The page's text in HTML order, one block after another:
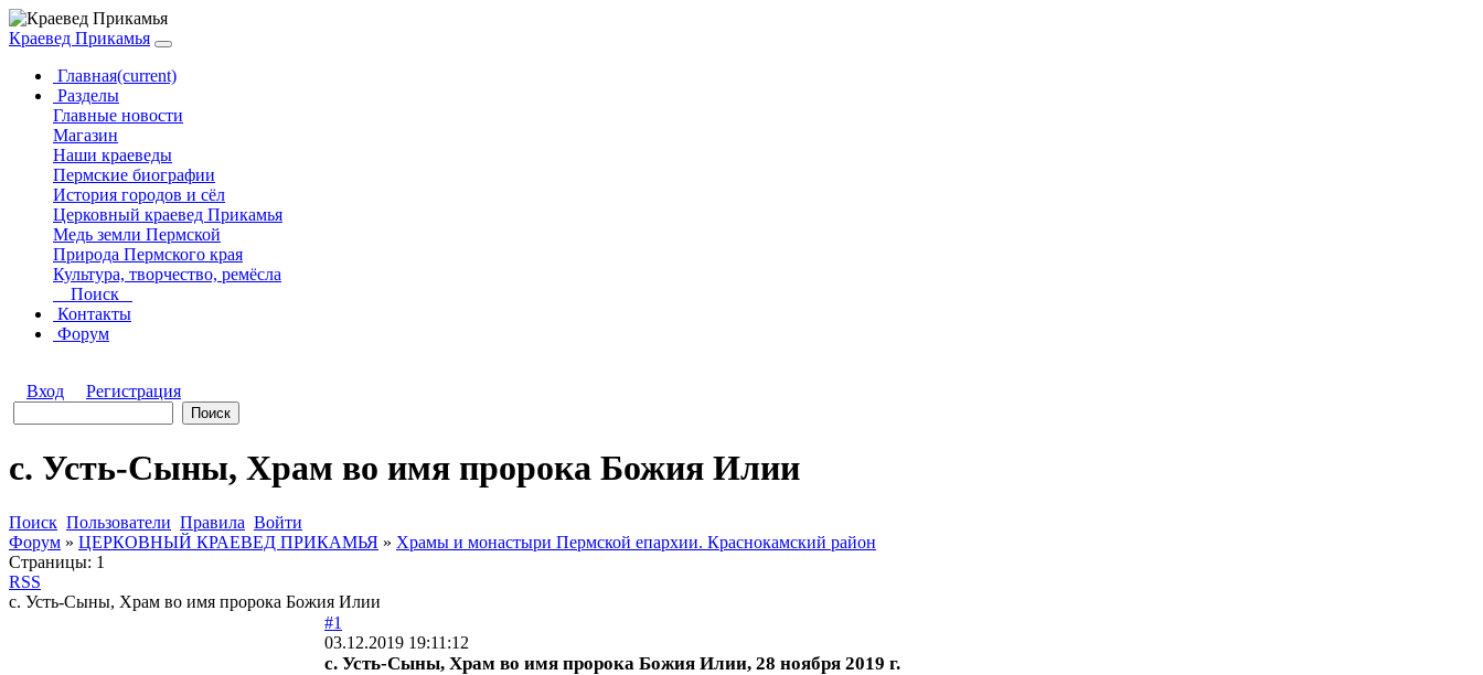
Краевед Прикамья
Главная(current)
Разделы
Главные новости
Магазин
Наши краеведы
Пермские биографии
История городов и сёл
Церковный краевед Прикамья
Медь земли Пермской
Природа Пермского края
Культура, творчество, ремёсла
Поиск
Контакты
Форум
Вход Регистрация
с. Усть-Сыны, Храм во имя пророка Божия Илии
Поиск Пользователи Правила Войти
Форум » ЦЕРКОВНЫЙ КРАЕВЕД ПРИКАМЬЯ » Храмы и монастыри Пермской епархии. Краснокамский район
Страницы: 1
RSS
с. Усть-Сыны, Храм во имя пророка Божия Илии
#1
03.12.2019 19:11:12
с. Усть-Сыны, Храм во имя пророка Божия Илии, 28 ноября 2019 г.